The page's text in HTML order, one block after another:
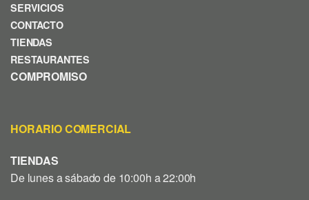
SERVICIOS
CONTACTO
TIENDAS
RESTAURANTES
COMPROMISO
HORARIO COMERCIAL
TIENDAS
De lunes a sábado de 10:00h a 22:00h